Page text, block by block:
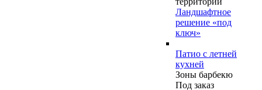
Ландшафтное
решение «под
ключ»
Патио с летней
кухней
Зоны барбекю
Под заказ